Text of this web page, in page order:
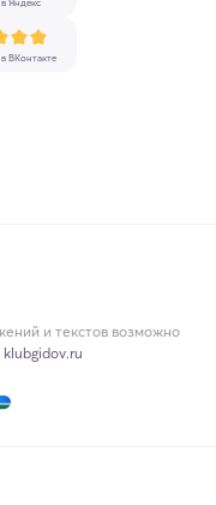
Яндекс
ВКонтакте
и текстов возможно
klubgidov.ru